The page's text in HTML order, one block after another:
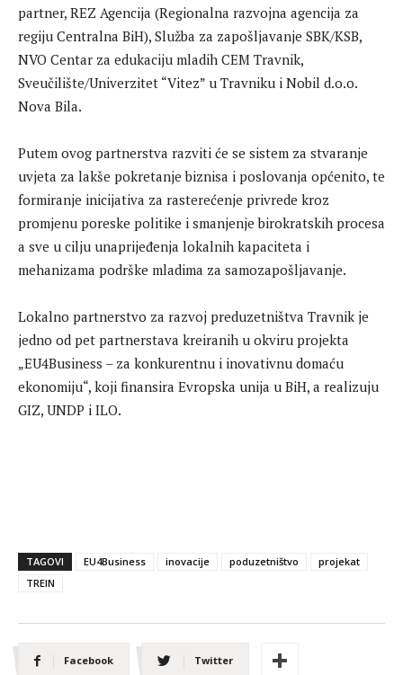
partner, REZ Agencija (Regionalna razvojna agencija za
regiju Centralna BiH), Služba za zapošljavanje SBK/KSB,
NVO Centar za edukaciju mladih CEM Travnik,
Sveučilište/Univerzitet “Vitez” u Travniku i Nobil d.o.o.
Nova Bila.
Putem ovog partnerstva razviti će se sistem za stvaranje
uvjeta za lakše pokretanje biznisa i poslovanja općenito, te
formiranje inicijativa za rasterećenje privrede kroz
promjenu poreske politike i smanjenje birokratskih procesa
a sve u cilju unaprijeđenja lokalnih kapaciteta i
mehanizama podrške mladima za samozapošljavanje.
Lokalno partnerstvo za razvoj preduzetništva Travnik je
jedno od pet partnerstava kreiranih u okviru projekta
„EU4Business – za konkurentnu i inovativnu domaću
ekonomiju“, koji finansira Evropska unija u BiH, a realizuju
GIZ, UNDP i ILO.
TAGOVI EU4Business inovacije poduzetništvo
projekat
TREIN
Facebook Twitter